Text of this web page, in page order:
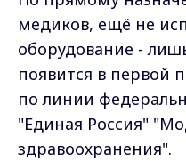
медиков, ещё не
оборудование -
появится в первой
по линии
"Единая Россия"
здравоохранения".